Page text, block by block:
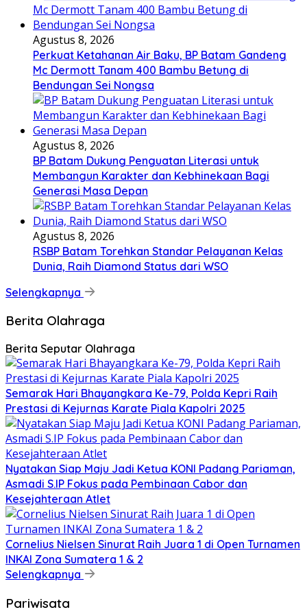
Agustus 8, 2026
Perkuat Ketahanan Air Baku, BP Batam Gandeng
Mc Dermott Tanam 400 Bambu Betung di
Bendungan Sei Nongsa
Agustus 8, 2026
BP Batam Dukung Penguatan Literasi untuk
Membangun Karakter dan Kebhinekaan Bagi
Generasi Masa Depan
Agustus 8, 2026
RSBP Batam Torehkan Standar Pelayanan Kelas
Dunia, Raih Diamond Status dari WSO
Selengkapnya
Berita Olahraga
Berita Seputar Olahraga
Semarak Hari Bhayangkara Ke-79, Polda Kepri Raih
Prestasi di Kejurnas Karate Piala Kapolri 2025
Nyatakan Siap Maju Jadi Ketua KONI Padang Pariaman,
Asmadi S.IP Fokus pada Pembinaan Cabor dan
Kesejahteraan Atlet
Cornelius Nielsen Sinurat Raih Juara 1 di Open Turnamen
INKAI Zona Sumatera 1 & 2
Selengkapnya
Pariwisata